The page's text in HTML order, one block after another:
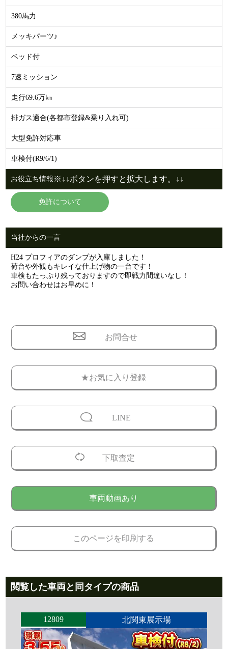
380馬力
メッキパーツ♪
ベッド付
7速ミッション
走行69.6万㎞
排ガス適合(各都市登録&乗り入れ可)
大型免許対応車
車検付(R9/6/1)
お役立ち情報 ※↓↓ボタンを押すと拡大します。↓↓
免許について
当社からの一言
H24 プロフィアのダンプが入庫しました！
荷台や外観もキレイな仕上げ物の一台です！
車検もたっぷり残っておりますので即戦力間違いなし！
お問い合わせはお早めに！
お問合せ
★お気に入り登録
LINE
下取査定
車両動画あり
このページを印刷する
閲覧した車両と同タイプの商品
12809 北関東展示場